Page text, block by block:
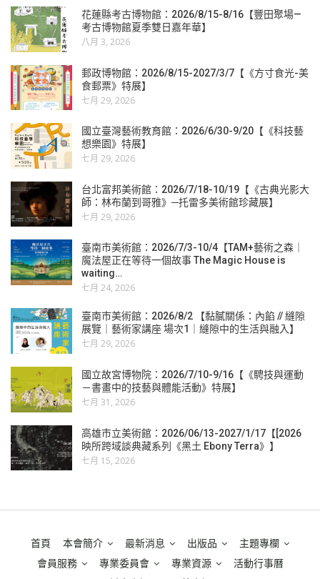
花蓮縣考古博物館：2026/8/15-8/16【豐田聚場—
考古博物館夏季雙日嘉年華】
八月 3, 2026
郵政博物館：2026/8/15-2027/3/7【《方寸食光-美
食郵票》特展】
七月 29, 2026
國立臺灣藝術教育館：2026/6/30-9/20【《科技藝
想樂園》特展】
七月 29, 2026
台北富邦美術館：2026/7/18-10/19【《古典光影大
師：林布蘭到哥雅》─托雷多美術館珍藏展】
七月 29, 2026
臺南市美術館：2026/7/3-10/4【TAM+藝術之森｜
魔法屋正在等待一個故事 The Magic House is
waiting…
七月 24, 2026
臺南市美術館：2026/8/2 【黏膩關係：內餡 // 縫隙
展覽｜藝術家講座 場次1｜縫隙中的生活與融入】
七月 29, 2026
國立故宮博物院：2026/7/10-9/16【《騁技與運動
－書畫中的技藝與體能活動》特展】
七月 31, 2026
高雄市立美術館：2026/06/13-2027/1/17【[2026
映所跨域談典藏系列《黑土 Ebony Terra》】
七月 15, 2026
首頁 本會簡介 最新消息 出版品
主題專欄
會員服務
專業委員會 專業資源
活動行事曆